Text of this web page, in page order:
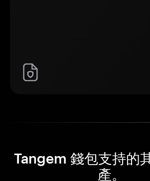
Tangem 錢包支持的
產。